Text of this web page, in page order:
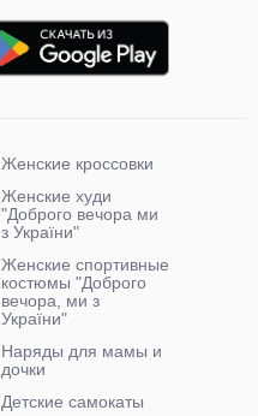
Женские кроссовки
Женские худи
"Доброго вечора ми
з України"
Женские спортивные
костюмы "Доброго
вечора, ми з
України"
Наряды для мамы и
дочки
Детские самокаты